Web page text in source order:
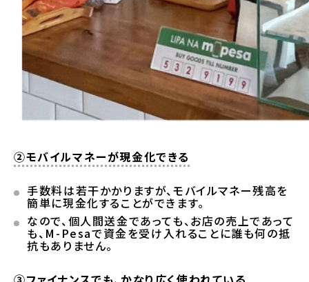
②モバイルマネーが現金化できる
手数料は若干かかりますが、モバイルマネー残高を
簡単に現金化することができます。
なので、個人間送金であっても、お店の売上であって
も、M-Pesaで資金を受け入れることに誰も何の抵
抗もありません。